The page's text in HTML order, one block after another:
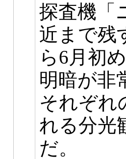
探査機「
近まで残
ら6月初
明暗が非
それぞれ
れる分光
だ。